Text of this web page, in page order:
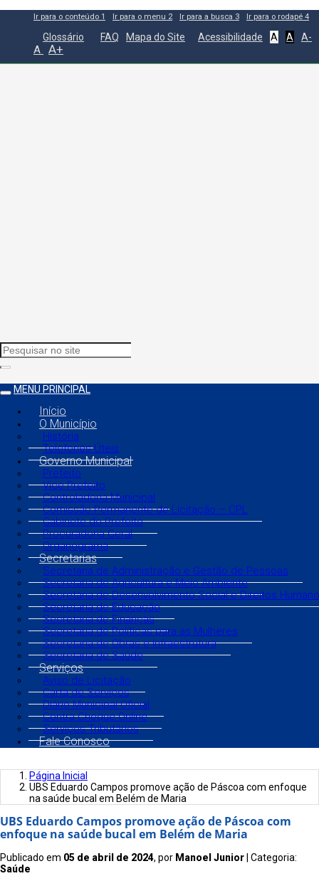
Ir para o conteúdo 1 Ir para o menu 2 Ir para a busca 3 Ir para o rodapé 4
Glossário FAQ Mapa do Site Acessibilidade A A A-
A A+
MENU PRINCIPAL
Início
O Município
História
Telefones Úteis
Governo Municipal
Prefeito
Vice Prefeito
Controladoria Municipal
Comissão Permanente de Licitação – CPL
Gabinete do Prefeito
Procuradoria Geral
Organograma
Secretarias
Secretaria de Administração e Gestão de Pessoas
Secretaria de Agricultura e Meio Ambiente
Secretaria de Desenvolvimento Social e Direitos
Secretaria de Educação
Secretaria de Finanças
Secretaria de Políticas para as Mulheres
Secretaria de Obras e Infraestrutura
Secretaria de Saúde
Serviços
Aviso de Licitação
Carta de Serviços
Diário Municipal Oficial
Contra Cheque Online
Serviços Tributários
Fale Conosco
Página Inicial
UBS Eduardo Campos promove ação de Páscoa com enfoque
na saúde bucal em Belém de Maria
UBS Eduardo Campos promove ação de Páscoa com
enfoque na saúde bucal em Belém de Maria
Publicado em 05 de abril de 2024, por Manoel Junior | Categoria:
Saúde